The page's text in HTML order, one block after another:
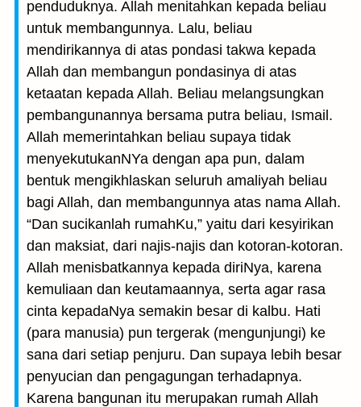
penduduknya. Allah menitahkan kepada beliau
untuk membangunnya. Lalu, beliau
mendirikannya di atas pondasi takwa kepada
Allah dan membangun pondasinya di atas
ketaatan kepada Allah. Beliau melangsungkan
pembangunannya bersama putra beliau, Ismail.
Allah memerintahkan beliau supaya tidak
menyekutukanNYa dengan apa pun, dalam
bentuk mengikhlaskan seluruh amaliyah beliau
bagi Allah, dan membangunnya atas nama Allah.
“Dan sucikanlah rumahKu,” yaitu dari kesyirikan
dan maksiat, dari najis-najis dan kotoran-kotoran.
Allah menisbatkannya kepada diriNya, karena
kemuliaan dan keutamaannya, serta agar rasa
cinta kepadaNya semakin besar di kalbu. Hati
(para manusia) pun tergerak (mengunjungi) ke
sana dari setiap penjuru. Dan supaya lebih besar
penyucian dan pengagungan terhadapnya.
Karena bangunan itu merupakan rumah Allah